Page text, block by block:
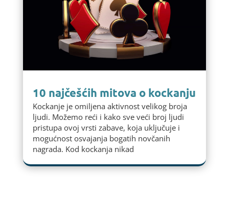
10 najčešćih mitova o kockanju
Kockanje je omiljena aktivnost velikog broja
ljudi. Možemo reći i kako sve veći broj ljudi
pristupa ovoj vrsti zabave, koja uključuje i
mogućnost osvajanja bogatih novčanih
nagrada. Kod kockanja nikad